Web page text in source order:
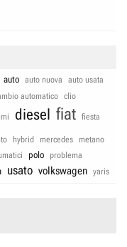
auto auto nuova
auto usata
automatico clio
diesel fiat fiesta
hybrid mercedes
metano
polo
problema
usato volkswagen yaris